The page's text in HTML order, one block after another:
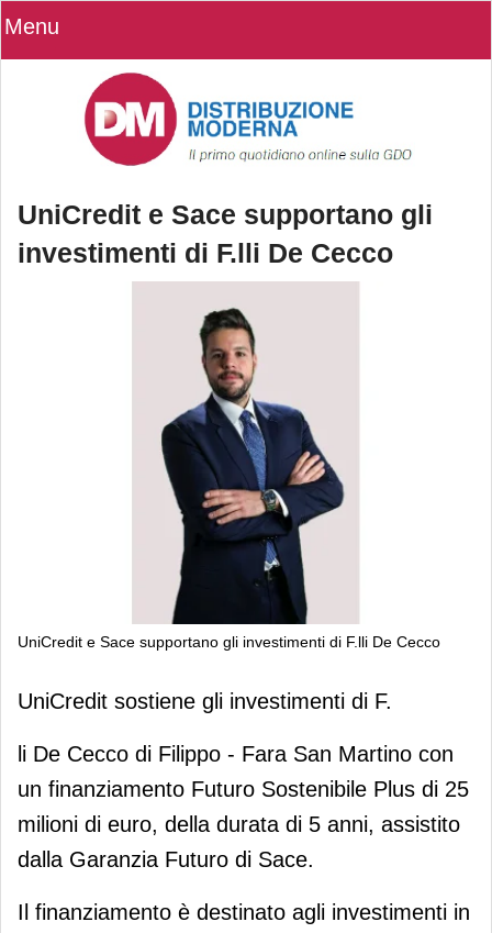
Menu
UniCredit e Sace supportano gli
investimenti di F.lli De Cecco
UniCredit e Sace supportano gli investimenti di F.lli De Cecco
UniCredit e Sace supportano gli
investimenti di F.lli De Cecco
UniCredit sostiene gli investimenti di F.
li De Cecco di Filippo - Fara San Martino con
un finanziamento Futuro Sostenibile Plus di 25
milioni di euro, della durata di 5 anni, assistito
dalla Garanzia Futuro di Sace.
Il finanziamento è destinato agli investimenti in